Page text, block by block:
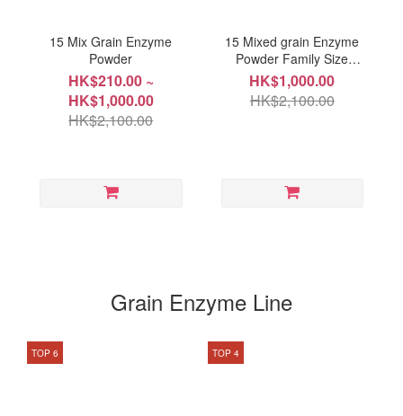
15 Mix Grain Enzyme
Powder
HK$210.00 ~
HK$1,000.00
HK$2,100.00
15 Mixed grain Enzyme
Powder Family Size
(180ea)
HK$1,000.00
HK$2,100.00
Grain Enzyme Line
TOP 6 TOP 4